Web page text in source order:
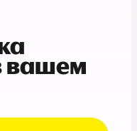
вашем